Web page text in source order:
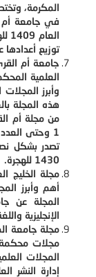
المكرمة،
في جامعة أم
توزيع
جامعة أم
العلمية
وأبرز
هذه المجلة
من مجلة أم
تصدر بشكل
1430 للهجرة.
مجلة الخليج
أهم وأبرز
المجلة عن
الإنجليزية
مجلة جامعة
مجلات محكمة
المجلات
إدارة النشر